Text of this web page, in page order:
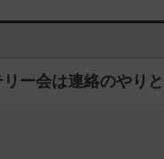
ー会は連絡のやり